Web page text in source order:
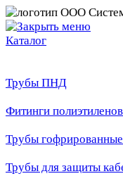
Каталог
Трубы ПНД
Фитинги
Трубы
Трубы для защиты